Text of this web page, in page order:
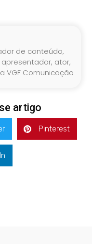
de conteúdo,
ator,
VGF Comunicação
artigo
Pinterest